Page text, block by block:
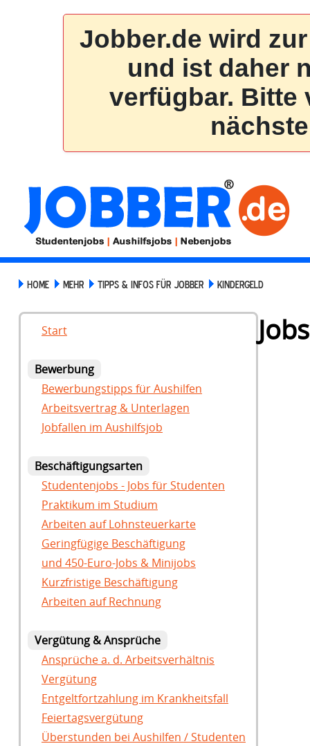
HOME MEHR TIPPS & INFOS FÜR JOBBER KINDERGELD
Start
Bewerbung
Bewerbungstipps für Aushilfen
Arbeitsvertrag & Unterlagen
Jobfallen im Aushilfsjob
Beschäftigungsarten
Studentenjobs - Jobs für Studenten
Praktikum im Studium
Arbeiten auf Lohnsteuerkarte
Geringfügige Beschäftigung
und 450-Euro-Jobs & Minijobs
Kurzfristige Beschäftigung
Arbeiten auf Rechnung
Vergütung & Ansprüche
Ansprüche a. d. Arbeitsverhältnis
Vergütung
Entgeltfortzahlung im Krankheitsfall
Feiertagsvergütung
Überstunden bei Aushilfen / Studenten